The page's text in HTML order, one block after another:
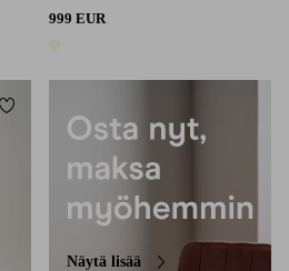
999 EUR
Lisää suosikkeihin
Näytä lisää